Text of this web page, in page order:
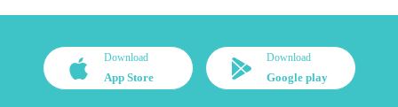
Download
Google play
Download
App Store